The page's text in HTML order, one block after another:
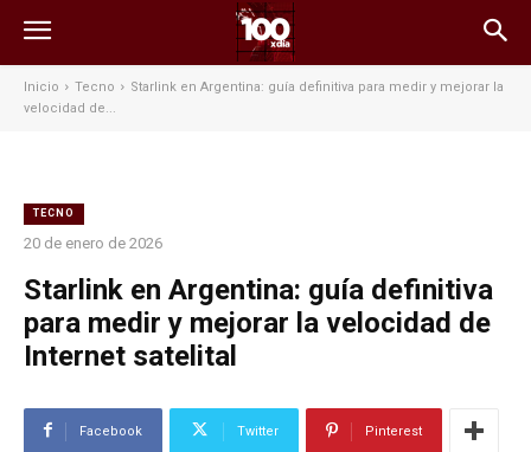
Inicio Tecno
Starlink en Argentina: guía definitiva para medir y mejorar la
velocidad de...
TECNO
20 de enero de 2026
Starlink en Argentina: guía definitiva
para medir y mejorar la velocidad de
Internet satelital
Facebook Twitter Pinterest